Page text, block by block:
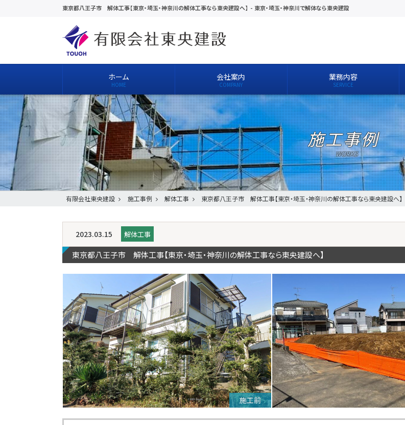
東京都八王子市 解体工事【東京・埼玉・神奈川の解体工事なら東央建設へ】 - 東京・埼玉・神奈川で解体なら東央建設
ホーム 会社案内 業務内容
施工事例
有限会社東央建設 施工事例 解体工事 東京都八王子市 解体工事【東京・埼玉・神奈川の解体工事なら東央建設へ】
2023.03.15 解体工事
東京都八王子市 解体工事【東京・埼玉・神奈川の解体工事なら東央建設へ】
施工前